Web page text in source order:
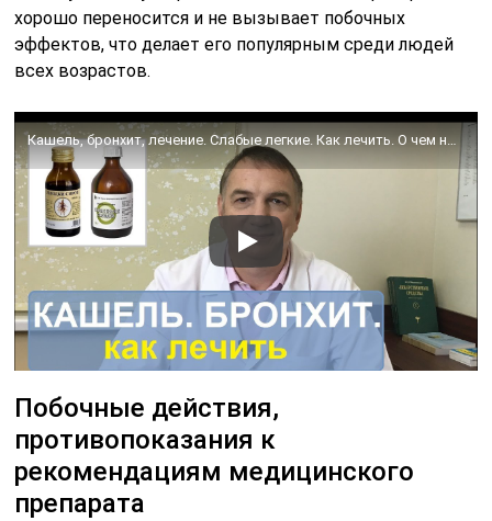
хорошо переносится и не вызывает побочных
эффектов, что делает его популярным среди людей
всех возрастов.
Побочные действия,
противопоказания к
рекомендациям медицинского
препарата